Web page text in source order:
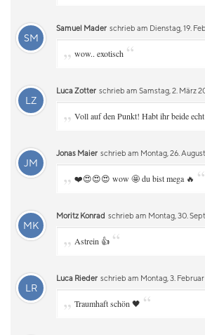
SM
Samuel Mader schrieb am Dienstag, 19.
„ wow.. exotisch “
LZ
Luca Zotter schrieb am Samstag, 2. März
„ Voll auf den Punkt! Habt ihr beide
JM
Jonas Maier schrieb am Montag, 26.
„ ❤️😍😍😍 wow 🤩 du bist mega 🔥 “
MK
Moritz Konrad schrieb am Montag, 30.
„ Astrein 👍 “
LR
Luca Rieder schrieb am Montag, 3.
„ Traumhaft schön 🖤 “